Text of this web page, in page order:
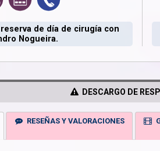
de día de cirugía con
Nogueira.
DESCARGO DE
RESEÑAS Y VALORACIONES